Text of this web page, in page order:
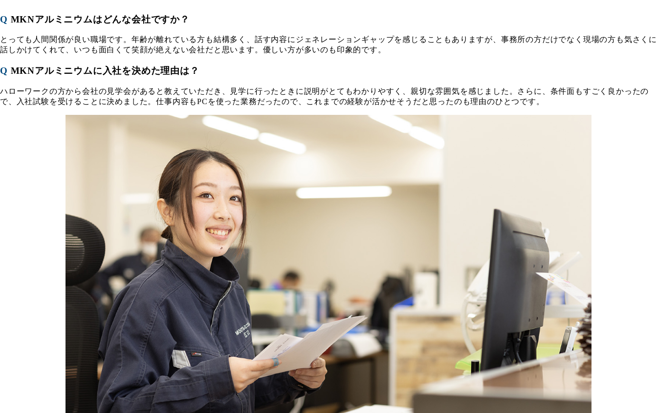
Q MKNアルミニウムはどんな会社ですか？
とっても人間関係が良い職場です。年齢が離れている方も結構多く、話す内容にジェネレーションギャップを感じることもありますが、事務所の方だけでなく現場の方も気さくに
話しかけてくれて、いつも面白くて笑顔が絶えない会社だと思います。優しい方が多いのも印象的です。
Q MKNアルミニウムに入社を決めた理由は？
ハローワークの方から会社の見学会があると教えていただき、見学に行ったときに説明がとてもわかりやすく、親切な雰囲気を感じました。さらに、条件面もすごく良かったの
で、入社試験を受けることに決めました。仕事内容もPCを使った業務だったので、これまでの経験が活かせそうだと思ったのも理由のひとつです。